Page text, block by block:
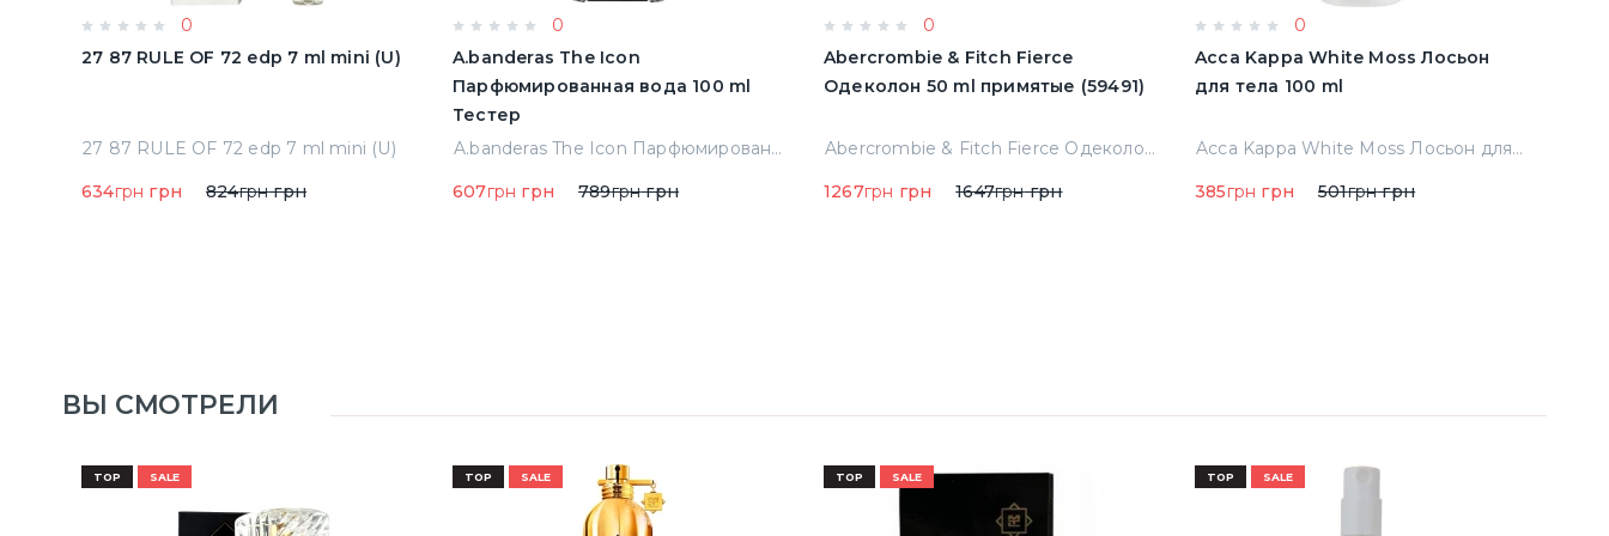
0
27 87 RULE OF 72 edp 7 ml mini (U)
27 87 RULE OF 72 edp 7 ml mini (U)
634грн грн 824грнгрн
0
A.banderas The Icon
Парфюмированная вода 100 ml
Тестер
A.banderas The Icon Парфюмированная вода 100 ml Тестер
607грн грн 789грнгрн
0
Abercrombie & Fitch Fierce
Одеколон 50 ml примятые (59491)
Abercrombie & Fitch Fierce Одеколон 50 ml примятые (59491)
1267грн грн 1647грнгрн
0
Acca Kappa White Moss Лосьон
для тела 100 ml
Acca Kappa White Moss Лосьон для тела 100 ml
385грн грн 501грнгрн
ВЫ СМОТРЕЛИ
TOP SALE TOP SALE TOP SALE TOP SALE